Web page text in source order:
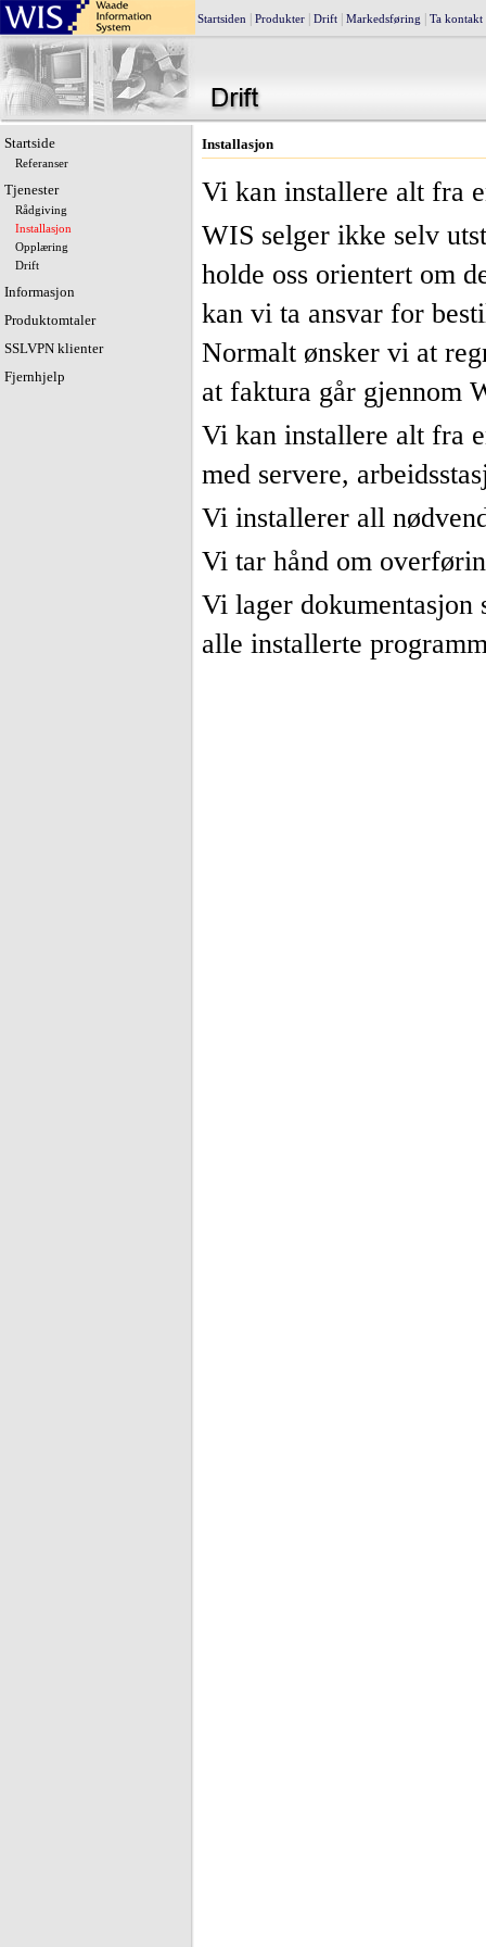
Startsiden Produkter Drift Markedsføring Ta kontakt
Startside
Referanser
Tjenester
Rådgiving
Installasjon
Opplæring
Drift
Informasjon
Produktomtaler
SSLVPN klienter
Fjernhjelp
Installasjon
Vi kan installere alt fra
WIS selger ikke selv
holde oss orientert om
kan vi ta ansvar for
Normalt ønsker vi at
at faktura går gjennom
Vi kan installere alt fra
med servere,
Vi installerer all
Vi tar hånd om
Vi lager dokumentasjon
alle installerte